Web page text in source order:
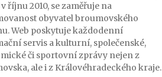
říjnu 2010, se zaměřuje na
obyvatel broumovského
Web poskytuje každodenní
servis a kulturní, společenské,
či sportovní zprávy nejen z
ale i z Královéhradeckého kraje.